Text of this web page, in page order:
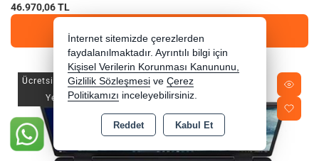
46.970,06 TL
Ücretsiz Kargo
Yeni
İnternet sitemizde çerezlerden
faydalanılmaktadır. Ayrıntılı bilgi için
Kişisel Verilerin Korunması Kanununu,
Gizlilik Sözleşmesi ve Çerez
Politikamızı inceleyebilirsiniz.
Reddet Kabul Et